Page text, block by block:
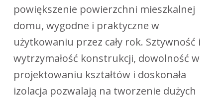
powiększenie powierzchni mieszkalnej
domu, wygodne i praktyczne w
użytkowaniu przez cały rok. Sztywność i
wytrzymałość konstrukcji, dowolność w
projektowaniu kształtów i doskonała
izolacja pozwalają na tworzenie dużych